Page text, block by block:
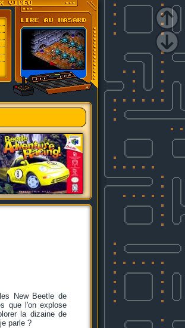
New Beetle de
que l'on explose
la dizaine de
parle ?